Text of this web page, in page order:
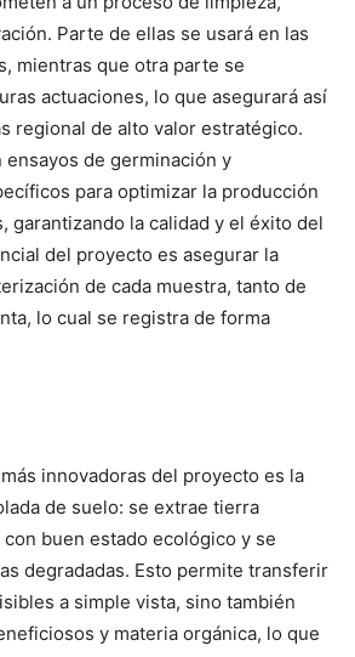
Parte de ellas se usará en las
mientras que otra parte se
actuaciones, lo que asegurará así
regional de alto valor estratégico.
ensayos de germinación y
para optimizar la producción
garantizando la calidad y el éxito del
del proyecto es asegurar la
de cada muestra, tanto de
lo cual se registra de forma
innovadoras del proyecto es la
de suelo: se extrae tierra
buen estado ecológico y se
degradadas. Esto permite transferir
a simple vista, sino también
y materia orgánica, lo que